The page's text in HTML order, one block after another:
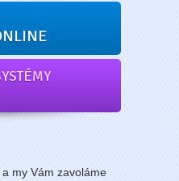
my Vám zavoláme